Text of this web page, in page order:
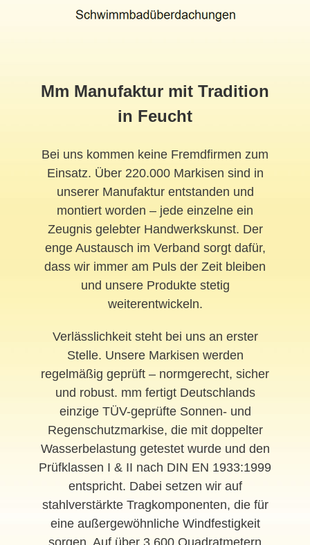
Mm Manufaktur mit Tradition
in Feucht
Bei uns kommen keine Fremdfirmen zum
Einsatz. Über 220.000 Markisen sind in
unserer Manufaktur entstanden und
montiert worden – jede einzelne ein
Zeugnis gelebter Handwerkskunst. Der
enge Austausch im Verband sorgt dafür,
dass wir immer am Puls der Zeit bleiben
und unsere Produkte stetig
weiterentwickeln.
Verlässlichkeit steht bei uns an erster
Stelle. Unsere Markisen werden
regelmäßig geprüft – normgerecht, sicher
und robust. mm fertigt Deutschlands
einzige TÜV-geprüfte Sonnen- und
Regenschutzmarkise, die mit doppelter
Wasserbelastung getestet wurde und den
Prüfklassen I & II nach DIN EN 1933:1999
entspricht. Dabei setzen wir auf
stahlverstärkte Tragkomponenten, die für
eine außergewöhnliche Windfestigkeit
sorgen. Auf über 3.600 Quadratmetern